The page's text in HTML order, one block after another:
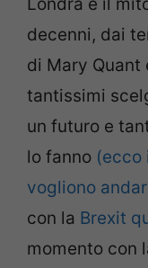
Londra è il
decenni, dai
di Mary Quant
tantissimi
un futuro e
lo fanno (ecco
vogliono
con la Brexit
momento con